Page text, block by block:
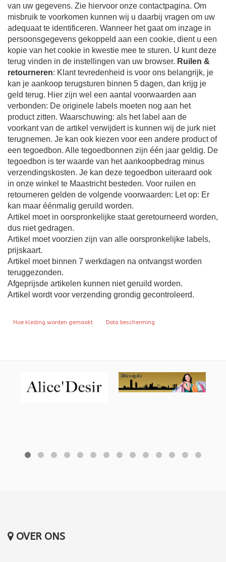
van uw gegevens. Zie hiervoor onze contactpagina. Om
misbruik te voorkomen kunnen wij u daarbij vragen om uw
adequaat te identificeren. Wanneer het gaat om inzage in
persoonsgegevens gekoppeld aan een cookie, dient u een
kopie van het cookie in kwestie mee te sturen. U kunt deze
terug vinden in de instellingen van uw browser. Ruilen &
retourneren: Klant tevredenheid is voor ons belangrijk, je
kan je aankoop terugsturen binnen 5 dagen, dan krijg je
geld terug. Hier zijn wel een aantal voorwaarden aan
verbonden: De originele labels moeten nog aan het
product zitten. Waarschuwing: als het label aan de
voorkant van de artikel verwijdert is kunnen wij de jurk niet
terugnemen. Je kan ook kiezen voor een andere product of
een tegoedbon. Alle tegoedbonnen zijn één jaar geldig. De
tegoedbon is ter waarde van het aankoopbedrag minus
verzendingskosten. Je kan deze tegoedbon uiteraard ook
in onze winkel te Maastricht besteden. Voor ruilen en
retourneren gelden de volgende voorwaarden: Let op: Er
kan maar éénmalig geruild worden.
Artikel moet in oorspronkelijke staat geretourneerd worden,
dus niet gedragen.
Artikel moet voorzien zijn van alle oorspronkelijke labels,
prijskaart.
Artikel moet binnen 7 werkdagen na ontvangst worden
teruggezonden.
Afgeprijsde artikelen kunnen niet geruild worden.
Artikel wordt voor verzending grondig gecontroleerd.
Vorig artikel: Hoe kleding worden gemaakt
Hoe kleding worden gemaakt Volgende artikel: Data bescherming
Data bescherming
OVER ONS